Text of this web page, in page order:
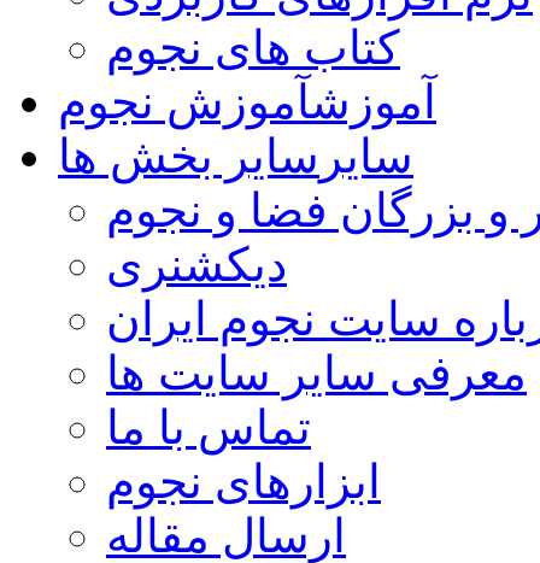
کتاب های نجوم
آموزشآموزش نجوم
سایر سایر بخش ها
و بزرگان فضا و نجوم
دیکشنری
سایت نجوم ایران
معرفی سایر سایت ها
تماس با ما
ابزارهای نجوم
ارسال مقاله